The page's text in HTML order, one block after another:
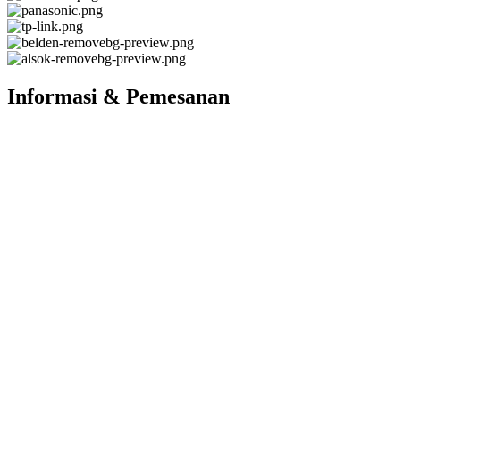
Informasi & Pemesanan